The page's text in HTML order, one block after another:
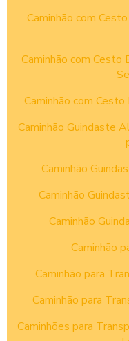
Caminhão com
Caminhão com
Caminhão com
Caminhão Guindaste
Caminhão
Caminhão
Caminhão
Caminhão
Caminhão para
Caminhão para
Caminhões para